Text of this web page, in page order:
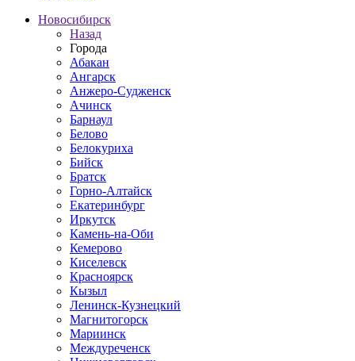
Новосибирск
Назад
Города
Абакан
Ангарск
Анжеро-Судженск
Ачинск
Барнаул
Белово
Белокуриха
Бийск
Братск
Горно-Алтайск
Екатеринбург
Иркутск
Камень-на-Оби
Кемерово
Киселевск
Красноярск
Кызыл
Ленинск-Кузнецкий
Магнитогорск
Мариинск
Междуреченск